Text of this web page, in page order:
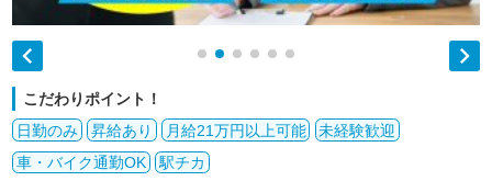
 
こだわりポイント！
日勤のみ
昇給あり 月給21万円以上可能
未経験歓迎
車・バイク通勤OK
駅チカ